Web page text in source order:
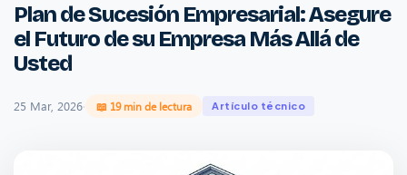
Plan de Sucesión Empresarial: Asegure
el Futuro de su Empresa Más Allá de
Usted
25 Mar, 2026· 📖 19 min de lectura Artículo técnico